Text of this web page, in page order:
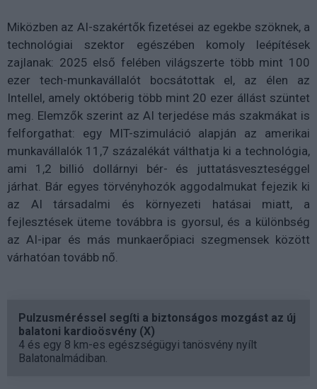
Miközben az AI-szakértők fizetései az egekbe szöknek, a
technológiai szektor egészében komoly leépítések
zajlanak: 2025 első felében világszerte több mint 100
ezer tech-munkavállalót bocsátottak el, az élen az
Intellel, amely októberig több mint 20 ezer állást szüntet
meg. Elemzők szerint az AI terjedése más szakmákat is
felforgathat: egy MIT-szimuláció alapján az amerikai
munkavállalók 11,7 százalékát válthatja ki a technológia,
ami 1,2 billió dollárnyi bér- és juttatásveszteséggel
járhat. Bár egyes törvényhozók aggodalmukat fejezik ki
az AI társadalmi és környezeti hatásai miatt, a
fejlesztések üteme továbbra is gyorsul, és a különbség
az AI-ipar és más munkaerőpiaci szegmensek között
várhatóan tovább nő.
Pulzusméréssel segíti a biztonságos mozgást az új
balatoni kardioösvény (X)
4 és egy 8 km-es egészségügyi tanösvény nyílt
Balatonalmádiban.